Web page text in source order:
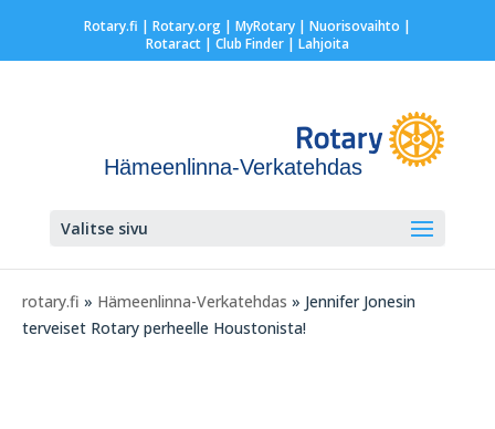
Rotary.fi | Rotary.org| MyRotary | Nuorisovaihto |
Rotaract| Club Finder| Lahjoita
Hämeenlinna-Verkatehdas
Valitse sivu
rotary.fi » Hämeenlinna-Verkatehdas » Jennifer Jonesin
terveiset Rotary perheelle Houstonista!